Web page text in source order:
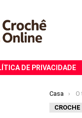
DE PRIVACIDADE
Você está
Casa
O
CROCHE